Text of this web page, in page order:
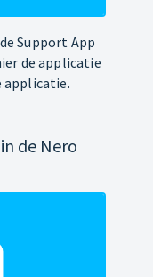
Support App
de applicatie
applicatie.
de Nero